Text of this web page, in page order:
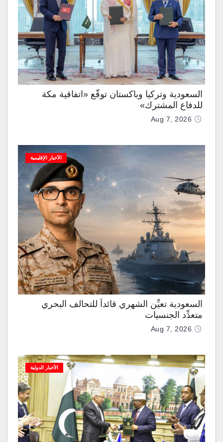
السعودية وتركيا وباكستان توقّع «اتفاقية مكة
للدفاع المشترك»
Aug 7, 2026
الأخبار الإقليمية
السعودية تعيِّن الشهري قائداً للتحالف البحري
متعدِّد الجنسيات
Aug 7, 2026
الأخبار الدولية